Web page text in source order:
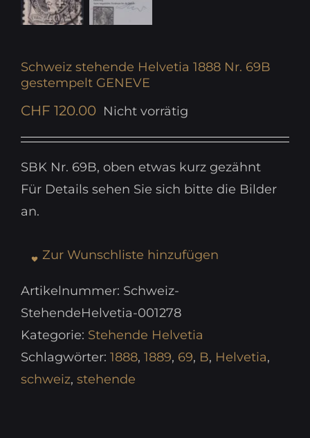
Schweiz stehende Helvetia 1888 Nr. 69B
gestempelt GENEVE
CHF 120.00 Nicht vorrätig
SBK Nr. 69B, oben etwas kurz gezähnt
Für Details sehen Sie sich bitte die Bilder
an.
Zur Wunschliste hinzufügen
Artikelnummer: Schweiz-
StehendeHelvetia-001278
Kategorie: Stehende Helvetia
Schlagwörter: 1888, 1889, 69, B, Helvetia,
schweiz, stehende